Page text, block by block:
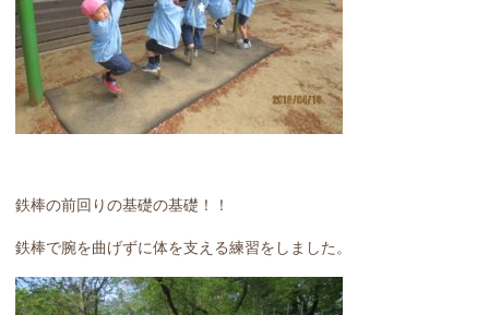
鉄棒の前回りの基礎の基礎！！
鉄棒で腕を曲げずに体を支える練習をしました。